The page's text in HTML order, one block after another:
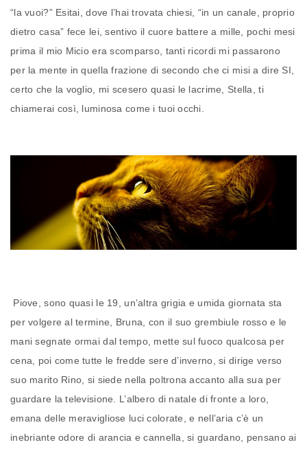
“la vuoi?” Esitai, dove l’hai trovata chiesi, “in un canale, proprio
dietro casa” fece lei, sentivo il cuore battere a mille, pochi mesi
prima il mio Micio era scomparso, tanti ricordi mi passarono
per la mente in quella frazione di secondo che ci misi a dire SI,
certo che la voglio, mi scesero quasi le lacrime, Stella, ti
chiamerai così, luminosa come i tuoi occhi.
Piove, sono quasi le 19, un’altra grigia e umida giornata sta
per volgere al termine, Bruna, con il suo grembiule rosso e le
mani segnate ormai dal tempo, mette sul fuoco qualcosa per
cena, poi come tutte le fredde sere d’inverno, si dirige verso
suo marito Rino, si siede nella poltrona accanto alla sua per
guardare la televisione. L’albero di natale di fronte a loro,
emana delle meravigliose luci colorate, e nell’aria c’è un
inebriante odore di arancia e cannella, si guardano, pensano ai